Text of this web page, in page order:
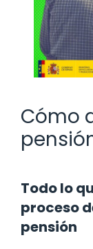
Cómo
Todo lo
proceso
pensión